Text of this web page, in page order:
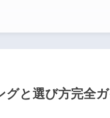
グと選び方完全